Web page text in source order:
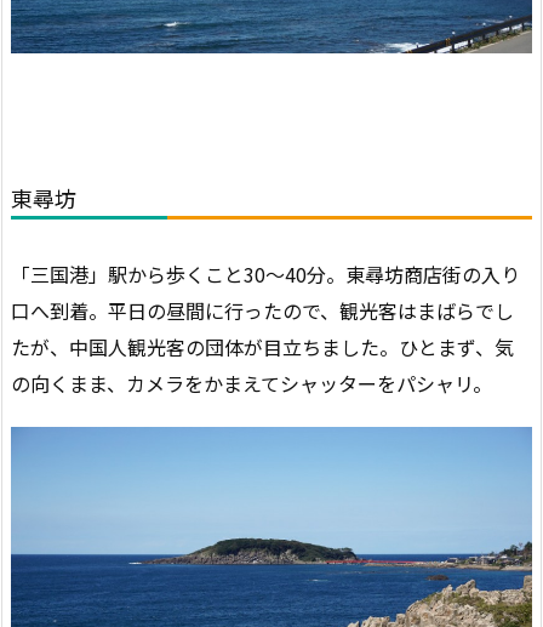
東尋坊
「三国港」駅から歩くこと30～40分。東尋坊商店街の入り
口へ到着。平日の昼間に行ったので、観光客はまばらでし
たが、中国人観光客の団体が目立ちました。ひとまず、気
の向くまま、カメラをかまえてシャッターをパシャリ。